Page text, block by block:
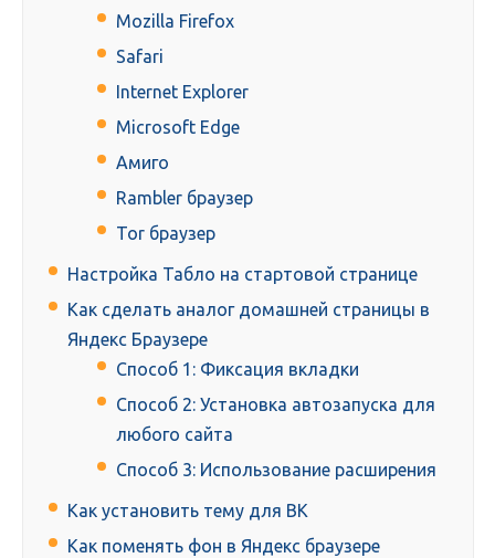
Mozilla Firefox
Safari
Internet Explorer
Microsoft Edge
Амиго
Rambler браузер
Tor браузер
Настройка Табло на стартовой странице
Как сделать аналог домашней страницы в
Яндекс Браузере
Способ 1: Фиксация вкладки
Способ 2: Установка автозапуска для
любого сайта
Способ 3: Использование расширения
Как установить тему для ВК
Как поменять фон в Яндекс браузере